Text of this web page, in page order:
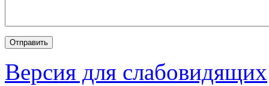
Версия для слабовидящих